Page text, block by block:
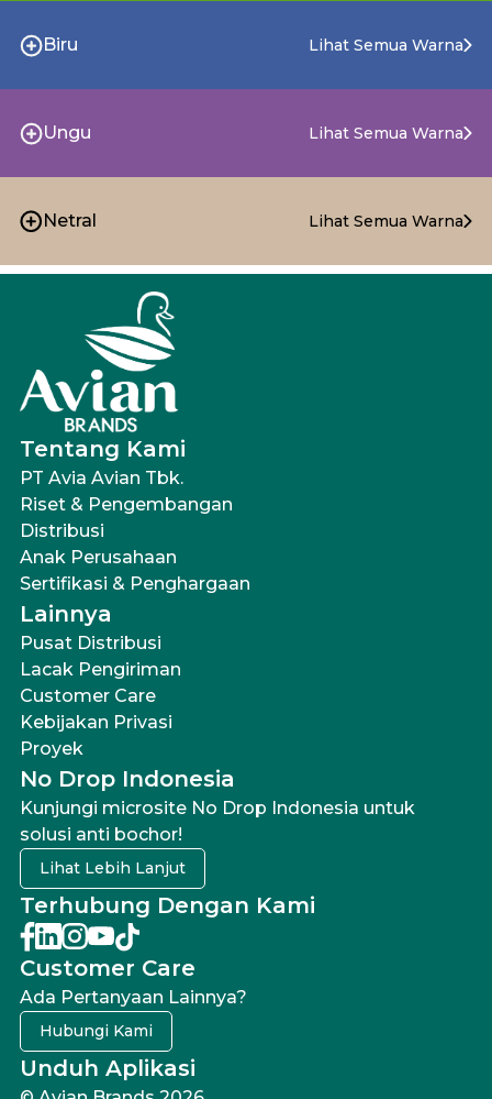
Biru Lihat Semua Warna
Ungu Lihat Semua Warna
Netral Lihat Semua Warna
Tentang Kami
PT Avia Avian Tbk.
Riset & Pengembangan
Distribusi
Anak Perusahaan
Sertifikasi & Penghargaan
Lainnya
Pusat Distribusi
Lacak Pengiriman
Customer Care
Kebijakan Privasi
Proyek
No Drop Indonesia
Kunjungi microsite No Drop Indonesia untuk
solusi anti bochor!
Lihat Lebih Lanjut
Terhubung Dengan Kami
Customer Care
Ada Pertanyaan Lainnya?
Hubungi Kami
Unduh Aplikasi